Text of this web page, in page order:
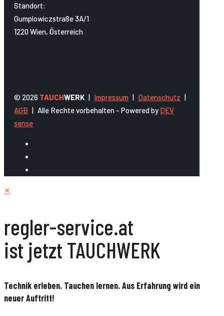
Standort:
Gumplowiczstraße 3A/1
1220 Wien, Österreich
© 2026 TAUCHWERK | Impressum | Datenschutz |
AGB | Alle Rechte vorbehalten - Powered by DEV
sense
✕
regler-service.at
ist jetzt TAUCHWERK
Technik erleben. Tauchen lernen. Aus Erfahrung wird ein
neuer Auftritt!